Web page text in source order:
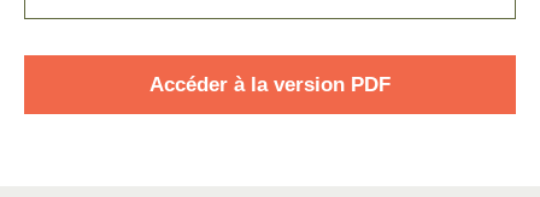
Accéder à la version PDF